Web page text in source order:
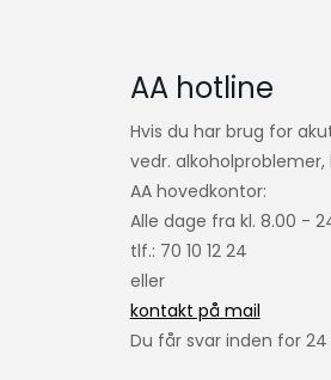
AA hotline
Hvis du har brug for
vedr.
AA hovedkontor:
Alle dage fra kl. 8.00 -
tlf.: 70 10 12 24
eller
kontakt på mail
Du får svar inden for